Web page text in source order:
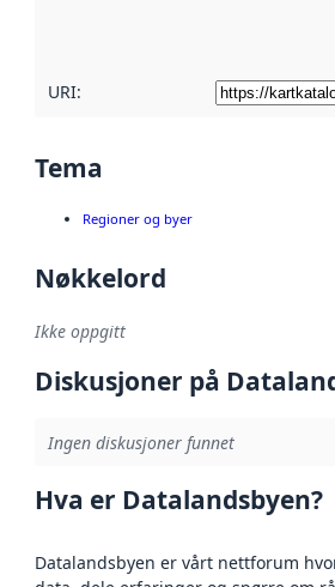
URI:
Tema
Regioner og byer
Nøkkelord
Ikke oppgitt
Diskusjoner på
Ingen diskusjoner funnet
Hva er Datalandsbyen?
Datalandsbyen er vårt nettforum